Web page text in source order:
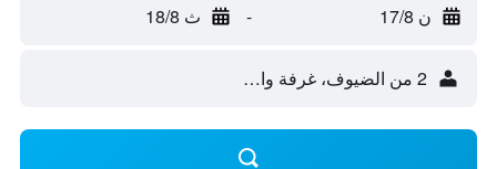
ن 17/8 - ث 18/8
2 من الضيوف، غرفة واحدة